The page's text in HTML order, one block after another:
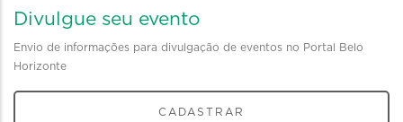
Divulgue seu evento
Envio de informações para divulgação de eventos no Portal Belo
Horizonte
CADASTRAR